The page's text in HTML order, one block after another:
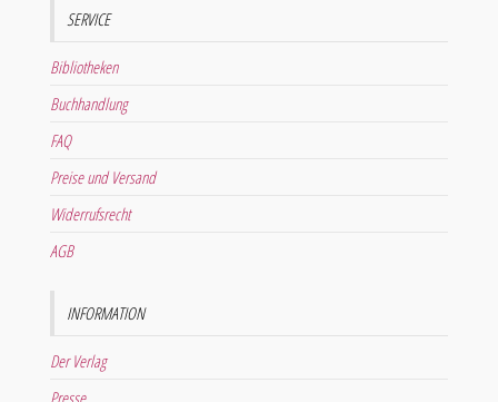
SERVICE
Bibliotheken
Buchhandlung
FAQ
Preise und Versand
Widerrufsrecht
AGB
INFORMATION
Der Verlag